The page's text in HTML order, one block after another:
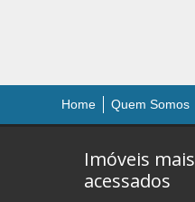
Home Quem Somos
Imóveis mais
acessados